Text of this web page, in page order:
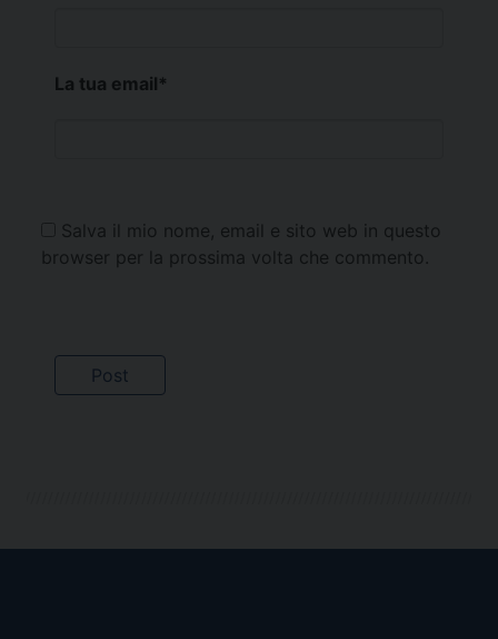
La tua email*
Salva il mio nome, email e sito web in questo
browser per la prossima volta che commento.